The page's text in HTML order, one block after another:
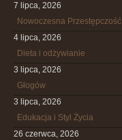
7 lipca, 2026
Nowoczesna Przestępczość
4 lipca, 2026
Dieta i odżywianie
3 lipca, 2026
Głogów
3 lipca, 2026
Edukacja i Styl Życia
26 czerwca, 2026